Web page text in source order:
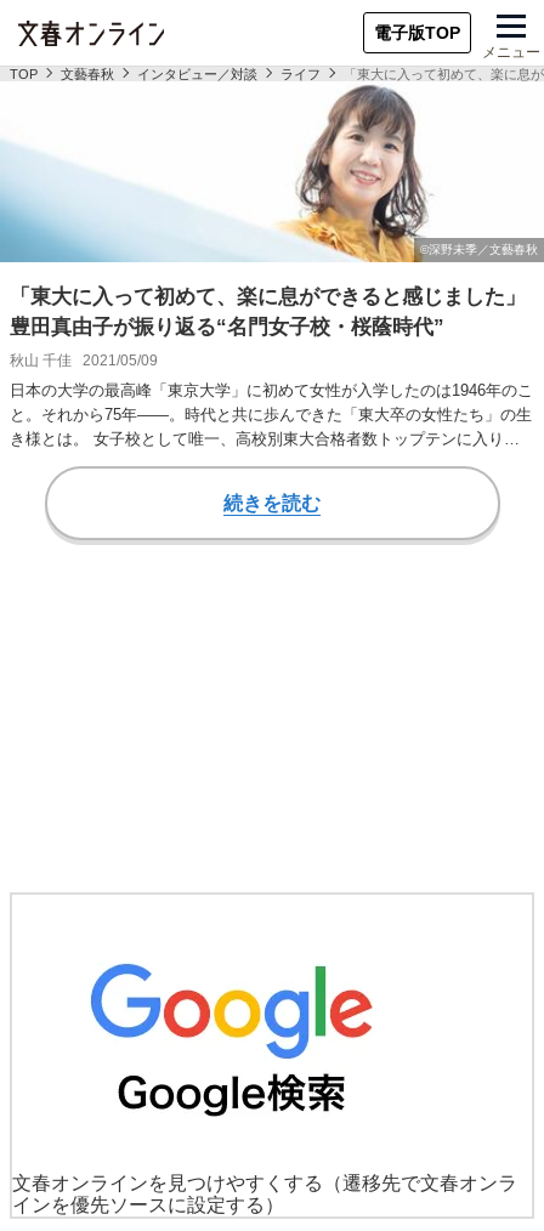
電子版TOP
メニュー
TOP 文藝春秋 インタビュー／対談 ライフ 「東大に入って初めて、楽に息
「東大に入って初めて、楽に息ができると感じました」
豊田真由子が振り返る“名門女子校・桜蔭時代”
秋山 千佳 2021/05/09
日本の大学の最高峰「東京大学」に初めて女性が入学したのは1946年のこ
と。それから75年――。時代と共に歩んできた「東大卒の女性たち」の生
き様とは。 女子校として唯一、高校別東大合格者数トップテンに入り続
ける桜蔭中…
続きを読む
文春オンラインを見つけやすくする
（遷移先で文春オンラ
インを優先ソースに設定する）